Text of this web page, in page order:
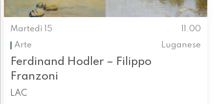
Martedì 15
11.00
Arte
Luganese
Ferdinand Hodler – Filippo
Franzoni
LAC